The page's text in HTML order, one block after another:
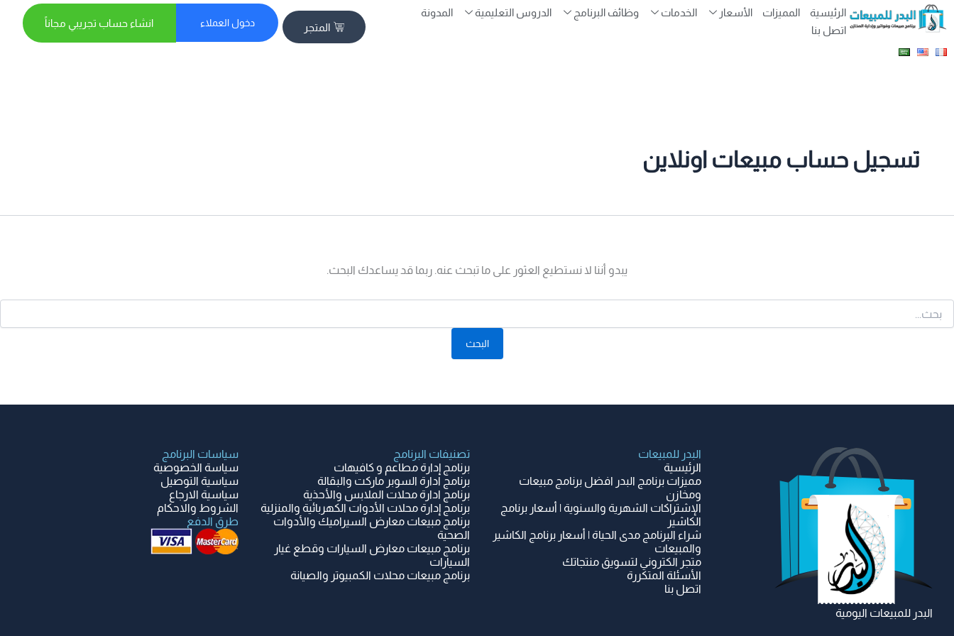
الرئيسية المميزات الأسعار الخدمات وظائف البرنامج الدروس التعليمية
المدونة
اتصل بنا
المتجر دخول العملاء انشاء حساب تجريبي مجاناً
تسجيل حساب مبيعات اونلاين
يبدو أننا لا نستطيع العثور على ما تبحث عنه. ربما قد يساعدك البحث.
البحث
البدر للمبيعات اليومية
البدر للمبيعات
الرئيسية
مميزات برنامج البدر افضل برنامج مبيعات
ومخازن
الإشتراكات الشهرية والسنوية | أسعار برنامج
الكاشير
شراء البرنامج مدى الحياة | أسعار برنامج الكاشير
والمبيعات
متجر الكتروني لتسويق منتجاتك
الأسئلة المتكررة
اتصل بنا
تصنيفات البرنامج
برنامج إدارة مطاعم و كافيهات
برنامج ادارة السوبر ماركت والبقالة
برنامج ادارة محلات الملابس والأحذية
برنامج إدارة محلات الأدوات الكهربائية والمنزلية
برنامج مبيعات معارض السيراميك والأدوات
الصحية
برنامج مبيعات معارض السيارات وقطع غيار
السيارات
برنامج مبيعات محلات الكمبيوتر والصيانة
سياسات البرنامج
سياسة الخصوصية
سياسية التوصيل
سياسية الارجاع
الشروط والاحكام
طرق الدفع